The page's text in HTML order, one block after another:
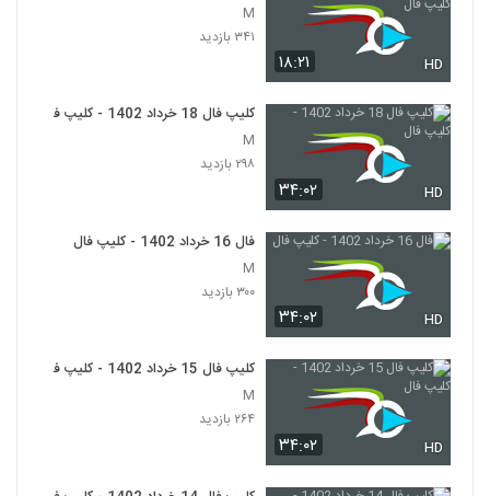
۱۸:۲۱ HD
M
۳۴۱ بازدید
۳۴:۰۲ HD
کلیپ فال 18 خرداد 1402 - کلیپ فال
M
۲۹۸ بازدید
۳۴:۰۲ HD
فال 16 خرداد 1402 - کلیپ فال
M
۳۰۰ بازدید
۳۴:۰۲ HD
کلیپ فال 15 خرداد 1402 - کلیپ فال
M
۲۶۴ بازدید